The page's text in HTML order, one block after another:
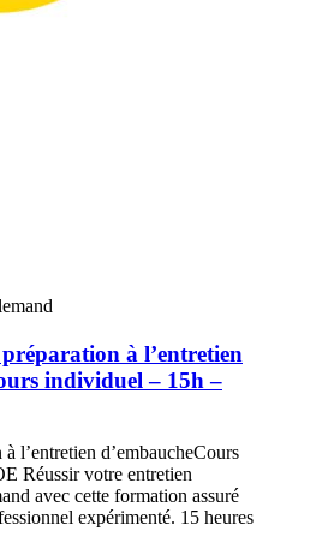
à l’entretien
individuel – 15h –
l’entretien d’embaucheCours
Réussir votre entretien
avec cette formation assuré
expérimenté. 15 heures